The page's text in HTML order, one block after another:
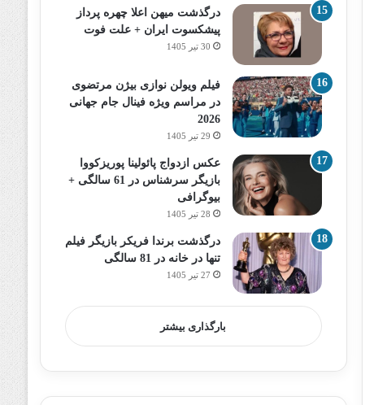
درگذشت میهن اعلا چهره پرداز
پیشکسوت ایران + علت فوت
30 تیر 1405
فیلم ویولن نوازی بیژن مرتضوی
در مراسم ویژه فینال جام جهانی
2026
29 تیر 1405
عکس ازدواج پائولینا پوریزکووا
بازیگر سرشناس در 61 سالگی +
بیوگرافی
28 تیر 1405
درگذشت برندا فریکر بازیگر فیلم
تنها در خانه در 81 سالگی
27 تیر 1405
بارگذاری بیشتر